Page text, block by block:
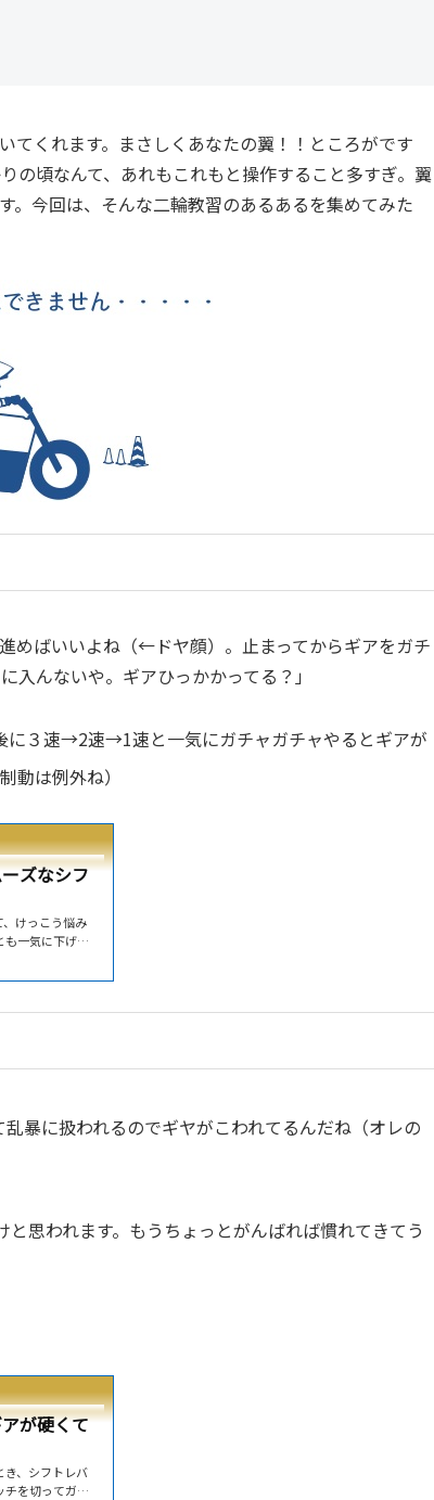
てくれます。まさしくあなたの翼！！ところがです
の頃なんて、あれもこれもと操作すること多すぎ。翼
。今回は、そんな二輪教習のあるあるを集めてみた
めばいいよね（←ドヤ顔）。止まってからギアをガチ
入んないや。ギアひっかかってる？」
に３速→2速→1速と一気にガチャガチャやるとギアが
動は例外ね）
ズなシフ
けっこう悩み
も一気に下げる
に下げます。そ
れで、スムー
とも一気に下
暴に扱われるのでギヤがこわれてるんだね（オレの
思われます。もうちょっとがんばれば慣れてきてう
が硬くて
き、シフトレバ
チを切ってガチ